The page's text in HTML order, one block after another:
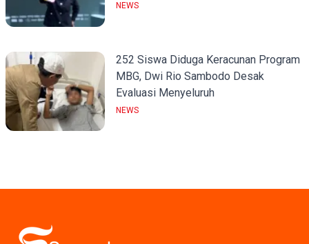
NEWS
252 Siswa Diduga Keracunan Program
MBG, Dwi Rio Sambodo Desak
Evaluasi Menyeluruh
NEWS